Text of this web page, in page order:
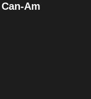
Am